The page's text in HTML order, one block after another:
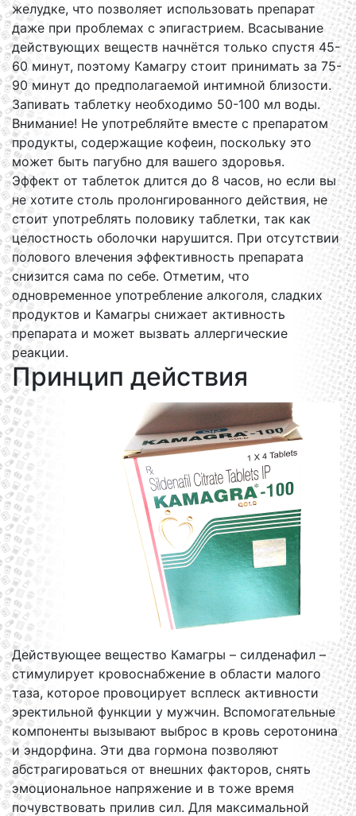
желудке, что позволяет использовать препарат
даже при проблемах с эпигастрием. Всасывание
действующих веществ начнётся только спустя 45-
60 минут, поэтому Камагру стоит принимать за 75-
90 минут до предполагаемой интимной близости.
Запивать таблетку необходимо 50-100 мл воды.
Внимание! Не употребляйте вместе с препаратом
продукты, содержащие кофеин, поскольку это
может быть пагубно для вашего здоровья.
Эффект от таблеток длится до 8 часов, но если вы
не хотите столь пролонгированного действия, не
стоит употреблять половику таблетки, так как
целостность оболочки нарушится. При отсутствии
полового влечения эффективность препарата
снизится сама по себе. Отметим, что
одновременное употребление алкоголя, сладких
продуктов и Камагры снижает активность
препарата и может вызвать аллергические
реакции.
Принцип действия
Действующее вещество Камагры – силденафил –
стимулирует кровоснабжение в области малого
таза, которое провоцирует всплеск активности
эректильной функции у мужчин. Вспомогательные
компоненты вызывают выброс в кровь серотонина
и эндорфина. Эти два гормона позволяют
абстрагироваться от внешних факторов, снять
эмоциональное напряжение и в тоже время
почувствовать прилив сил. Для максимальной